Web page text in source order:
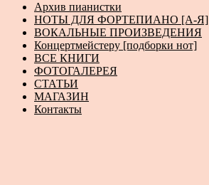
Архив пианистки
НОТЫ ДЛЯ ФОРТЕПИАНО [А-Я]
ВОКАЛЬНЫЕ ПРОИЗВЕДЕНИЯ
Концертмейстеру [подборки нот]
ВСЕ КНИГИ
ФОТОГАЛЕРЕЯ
СТАТЬИ
МАГАЗИН
Контакты